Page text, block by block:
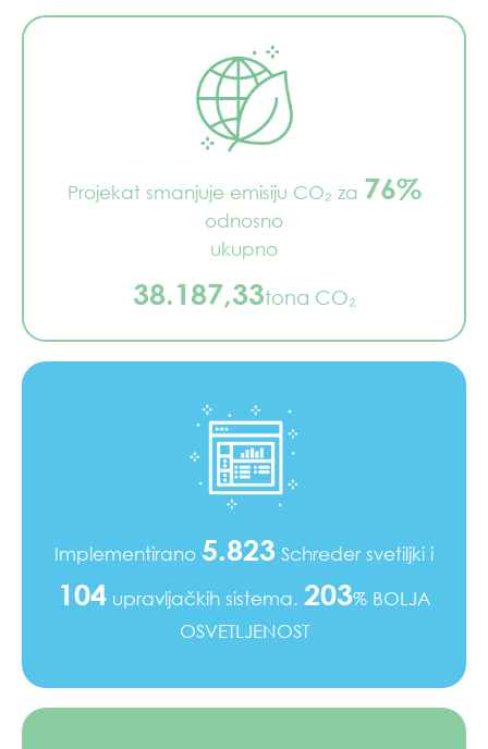
Projekat smanjuje emisiju CO₂ za 76%
odnosno
ukupno
38.187,33tona CO₂
Implementirano 5.823 Schreder svetiljki i
104upravljačkih sistema. 203% BOLJA
OSVETLJENOST